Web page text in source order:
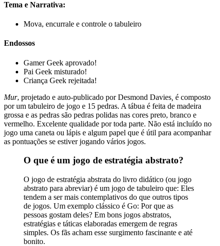
Tema e Narrativa:
Mova, encurrale e controle o tabuleiro
Endossos
Gamer Geek aprovado!
Pai Geek misturado!
Criança Geek rejeitada!
Mur, projetado e auto-publicado por Desmond Davies é composto
por um tabuleiro de jogo e 15 pedras. A tábua é feita de madeira
grossa e as pedras são pedras polidas nas cores preto, branco e
vermelho. Excelente qualidade por toda parte. Não está incluído no
jogo uma caneta ou lápis e algum papel que é útil para acompanhar
as pontuações se estiver jogando vários jogos.
O que é um jogo de estratégia abstrato?
O jogo de estratégia abstrata do livro didático (ou jogo
abstrato para abreviar) é um jogo de tabuleiro que: Eles
tendem a ser mais contemplativos do que outros tipos
de jogos. Um exemplo clássico é Go: Por que as
pessoas gostam deles? Em bons jogos abstratos,
estratégias e táticas elaboradas emergem de regras
simples. Os fãs acham esse surgimento fascinante e até
bonito.